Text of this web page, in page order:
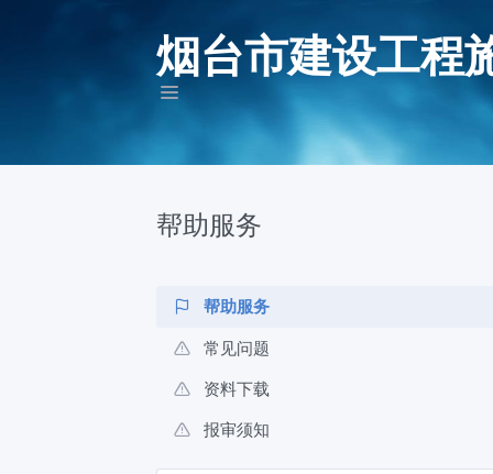
烟台市建设工程
帮助服务
帮助服务
常见问题
资料下载
报审须知